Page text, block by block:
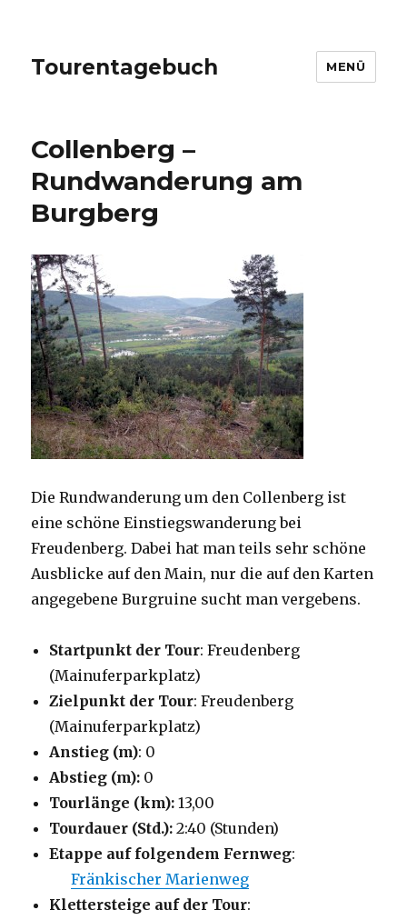
Tourentagebuch MENÜ
Collenberg –
Rundwanderung am
Burgberg
Die Rundwanderung um den Collenberg ist
eine schöne Einstiegswanderung bei
Freudenberg. Dabei hat man teils sehr schöne
Ausblicke auf den Main, nur die auf den Karten
angegebene Burgruine sucht man vergebens.
Startpunkt der Tour: Freudenberg
(Mainuferparkplatz)
Zielpunkt der Tour: Freudenberg
(Mainuferparkplatz)
Anstieg (m): 0
Abstieg (m): 0
Tourlänge (km):13,00
Tourdauer (Std.): 2:40 (Stunden)
Etappe auf folgendem Fernweg:
Fränkischer Marienweg
Klettersteige auf der Tour: